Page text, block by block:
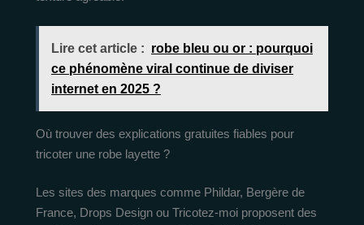
Lire cet article : robe bleu ou or : pourquoi
ce phénomène viral continue de diviser
internet en 2025 ?
Où trouver des explications gratuites fiables pour
tricoter une robe layette ?
Les sites des marques comme Phildar, Bergère de
France, Drops Design ou Tricotez-moi proposent des